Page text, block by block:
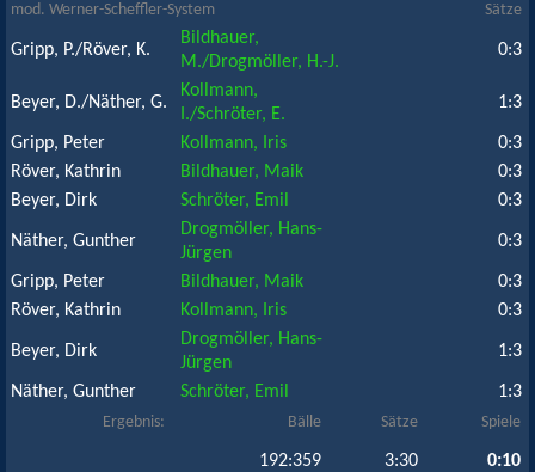
mod. Werner-Scheffler-System Sätze
Gripp, P./Röver, K.
Bildhauer,
M./Drogmöller, H.-J.
0:3
Beyer, D./Näther, G.
Kollmann,
I./Schröter, E.
1:3
Gripp, Peter Kollmann, Iris
0:3
Röver, Kathrin
Bildhauer, Maik
0:3
Beyer, Dirk
Schröter, Emil 0:3
Näther, Gunther
Drogmöller, Hans-
Jürgen
0:3
Gripp, Peter Bildhauer, Maik
0:3
Röver, Kathrin
Kollmann, Iris 0:3
Beyer, Dirk
Drogmöller, Hans-
Jürgen
1:3
Näther, Gunther Schröter, Emil 1:3
Ergebnis: Bälle Sätze Spiele
192:359 3:30 0:10